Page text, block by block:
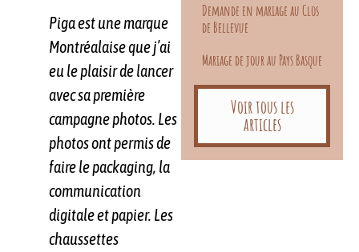
Piga est une marque
Montréalaise que j’ai
eu le plaisir de lancer
avec sa première
campagne photos. Les
photos ont permis de
faire le packaging, la
communication
digitale et papier. Les
chaussettes
Demande en mariage au Clos
de Bellevue
Mariage de jour au Pays Basque
Voir tous les
articles